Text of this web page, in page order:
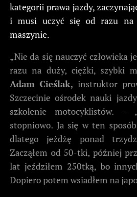
kategorii prawa jazdy,
i musi uczyć się od razu na
maszynie.
„Nie da się nauczyć człowieka
razu na duży, ciężki, szybki
Adam Cieślak, instruktor
Szczecinie ośrodek nauki
szkolenie motocyklistów. –
stopniowo. Ja się w ten
dlatego jeżdżę ponad
Zacząłem od 50-tki, później
lat jeździłem 250tką, bo
Dopiero potem wsiadłem na